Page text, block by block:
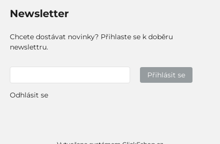
Newsletter
Chcete dostávat novinky? Přihlaste se k doběru
newslettru.
Přihlásit se
Odhlásit se